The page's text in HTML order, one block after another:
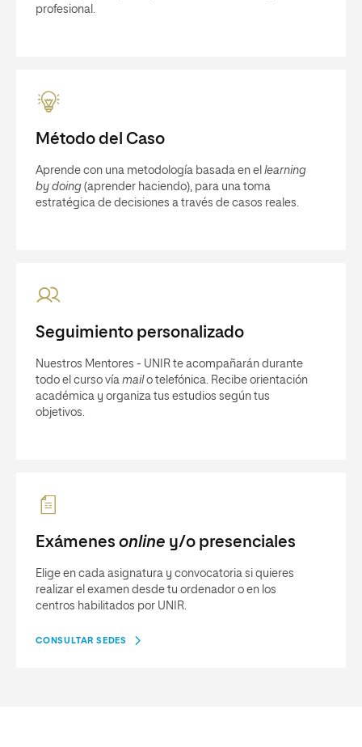
profesional.
Método del Caso
Aprende con una metodología basada en el learning
by doing (aprender haciendo), para una toma
estratégica de decisiones a través de casos reales.
Seguimiento personalizado
Nuestros Mentores - UNIR te acompañarán durante
todo el curso vía mailo telefónica. Recibe orientación
académica y organiza tus estudios según tus
objetivos.
Exámenes online y/o presenciales
Elige en cada asignatura y convocatoria si quieres
realizar el examen desde tu ordenador o en los
centros habilitados por UNIR.
CONSULTAR SEDES